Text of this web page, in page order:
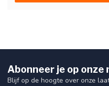
Abonneer je op onze
Blijf op de hoogte over onze